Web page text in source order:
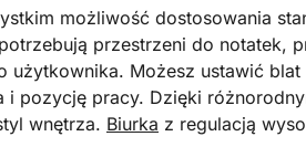
możliwość dostosowania
przestrzeni do notatek,
Możesz ustawić
pozycję pracy. Dzięki
wnętrza. Biurka z regulacją